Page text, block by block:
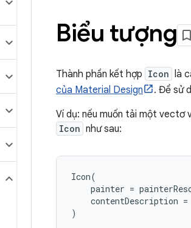
Biểu tượng
Thành phần kết hợp Icon là
của Material Design
. Để sử
Ví dụ: nếu muốn tải một vectơ
Icon như sau:
Icon(
painter =
contentDescription =
)